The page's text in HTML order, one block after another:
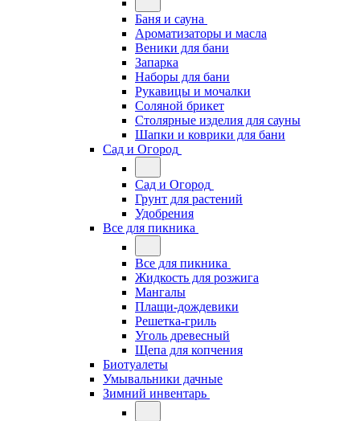
Баня и сауна
Ароматизаторы и масла
Веники для бани
Запарка
Наборы для бани
Рукавицы и мочалки
Соляной брикет
Столярные изделия для сауны
Шапки и коврики для бани
Сад и Огород
Сад и Огород
Грунт для растений
Удобрения
Все для пикника
Все для пикника
Жидкость для розжига
Мангалы
Плащи-дождевики
Решетка-гриль
Уголь древесный
Щепа для копчения
Биотуалеты
Умывальники дачные
Зимний инвентарь